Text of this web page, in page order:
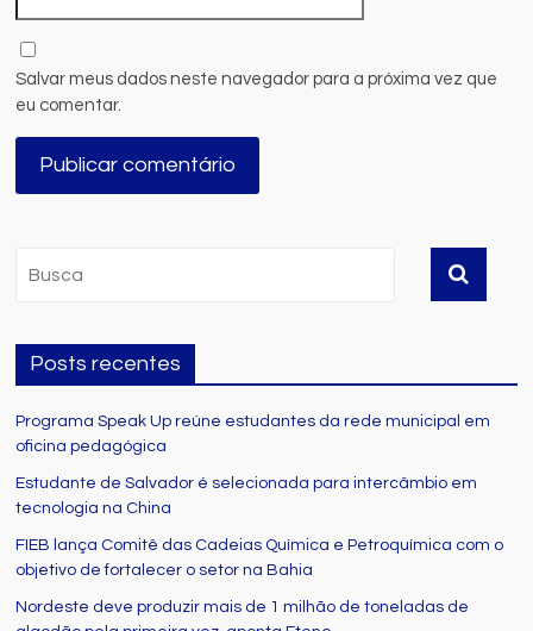
Salvar meus dados neste navegador para a próxima vez que
eu comentar.
Posts recentes
Programa Speak Up reúne estudantes da rede municipal em
oficina pedagógica
Estudante de Salvador é selecionada para intercâmbio em
tecnologia na China
FIEB lança Comitê das Cadeias Química e Petroquímica com o
objetivo de fortalecer o setor na Bahia
Nordeste deve produzir mais de 1 milhão de toneladas de